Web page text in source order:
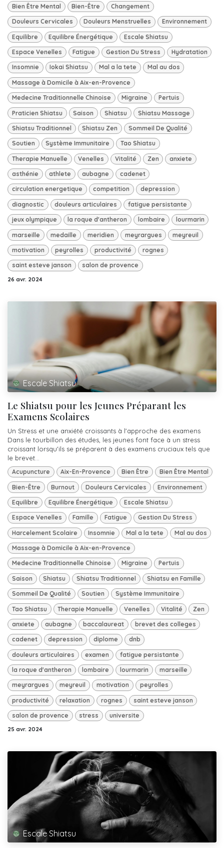
Bien Être Mental Bien-Être Changement
Douleurs Cervicales Douleurs Menstruelles Environnement
Equilibre Equilibre Énergétique Escale Shiatsu
Espace Venelles Fatigue Gestion Du Stress Hydratation
Insomnie Iokai Shiatsu Mal a la tete Mal au dos
Massage à Domicile à Aix-en-Provence
Medecine Traditionnelle Chinoise Migraine Pertuis
Praticien Shiatsu Saison Shiatsu Shiatsu Massage
Shiatsu Traditionnel Shiatsu Zen Sommeil De Qualité
Soutien Système Immunitaire Tao Shiatsu
Therapie Manuelle Venelles Vitalité Zen anxiete
asthénie athlete aubagne cadenet
circulation energetique competition depression
diagnostic douleurs articulaires fatigue persistante
jeux olympique la roque d'antheron lombaire lourmarin
marseille medaille meridien meyrargues meyreuil
motivation peyrolles productivité rognes
saint esteve janson salon de provence
26 avr. 2024
Escale Shiatsu
Le Shiatsu pour les Jeunes Préparant les
Examens Scolaires
Un Stress et une anxiété croissants à l'approche des examens
Dans le tourbillon des études, les jeunes font face à un stress
croissant lorsqu'ils se préparent à des examens cruciaux tels que
le brevet...
Acupuncture Aix-En-Provence Bien Être Bien Être Mental
Bien-Être Burnout Douleurs Cervicales Environnement
Equilibre Equilibre Énergétique Escale Shiatsu
Espace Venelles Famille Fatigue Gestion Du Stress
Harcelement Scolaire Insomnie Mal a la tete Mal au dos
Massage à Domicile à Aix-en-Provence
Medecine Traditionnelle Chinoise Migraine Pertuis
Saison Shiatsu Shiatsu Traditionnel Shiatsu en Famille
Sommeil De Qualité Soutien Système Immunitaire
Tao Shiatsu Therapie Manuelle Venelles Vitalité Zen
anxiete aubagne baccalaureat brevet des colleges
cadenet depression diplome dnb
douleurs articulaires examen fatigue persistante
la roque d'antheron lombaire lourmarin marseille
meyrargues meyreuil motivation peyrolles
productivité relaxation rognes saint esteve janson
salon de provence stress universite
25 avr. 2024
Escale Shiatsu